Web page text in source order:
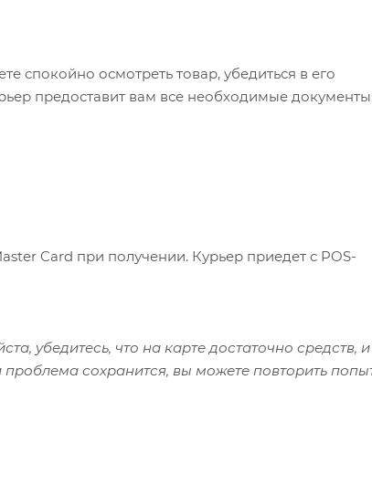
спокойно осмотреть товар, убедиться в его
предоставит вам все необходимые
Card при получении. Курьер приедет с POS-
убедитесь, что на карте достаточно средств, и
сохранится, вы можете повторить